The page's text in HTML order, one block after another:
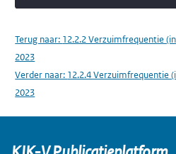
Terug naar: 12.2.2 Verzuimfrequentie
2023
Verder naar: 12.2.4 Verzuimfrequentie
2023